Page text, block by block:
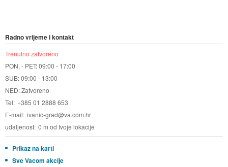
Radno vrijeme i kontakt
Trenutno zatvoreno
PON. - PET: 09:00 - 17:00
SUB: 09:00 - 13:00
NED: Zatvoreno
Tel +385 01 2888 653
E-mail ivanic-grad@va.com.hr
udaljenost 0 m od tvoje lokacije
Prikaz na karti
Sve Vacom akcije